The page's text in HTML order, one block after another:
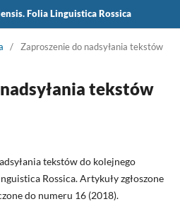
Folia Linguistica Rossica
/ Zaproszenie do nadsyłania tekstów
tekstów
tekstów do kolejnego
Rossica. Artykuły zgłoszone
do numeru 16 (2018).